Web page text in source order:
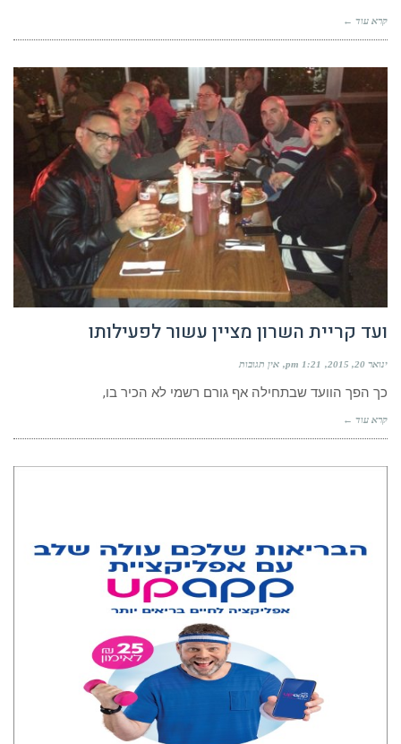
ועד קריית השרון מציין עשור לפעילותו
ינואר 20, 2015 1:21 pm אין תגובות
כך הפך הוועד שבתחילה אף גורם רשמי לא הכיר בו,
קרא עוד ←